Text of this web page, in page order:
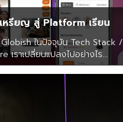
หรียญ สู่ Platform เรียน
Globish ในปัจจุบัน Tech Stack /
เราเปลี่ยนแปลงไปอย่างไร...